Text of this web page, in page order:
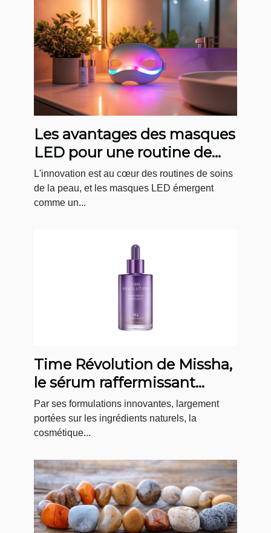
Les avantages des masques
LED pour une routine de
soin quotidienne
L'innovation est au cœur des routines de soins
de la peau, et les masques LED émergent
comme un...
Time Révolution de Missha,
le sérum raffermissant
coréen par excellence
Par ses formulations innovantes, largement
portées sur les ingrédients naturels, la
cosmétique...